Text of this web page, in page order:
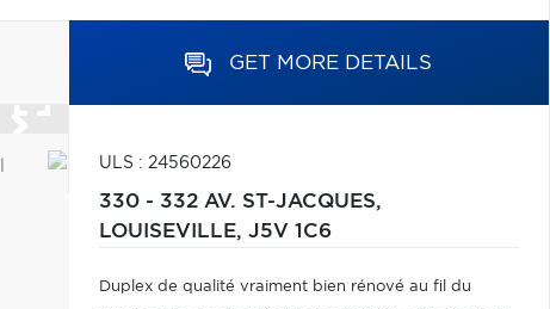
GET MORE DETAILS
ULS : 24560226
330 - 332 AV. ST-JACQUES,
LOUISEVILLE, J5V 1C6
Duplex de qualité vraiment bien rénové au fil du